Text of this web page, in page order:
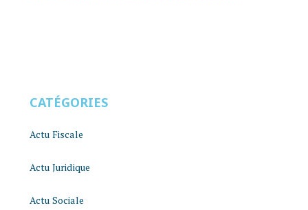
CATÉGORIES
Actu Fiscale
Actu Juridique
Actu Sociale